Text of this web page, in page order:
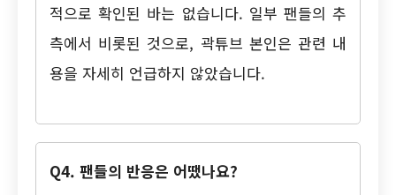
적으로 확인된 바는 없습니다. 일부 팬들의 추
측에서 비롯된 것으로, 곽튜브 본인은 관련 내
용을 자세히 언급하지 않았습니다.
Q4. 팬들의 반응은 어땠나요?